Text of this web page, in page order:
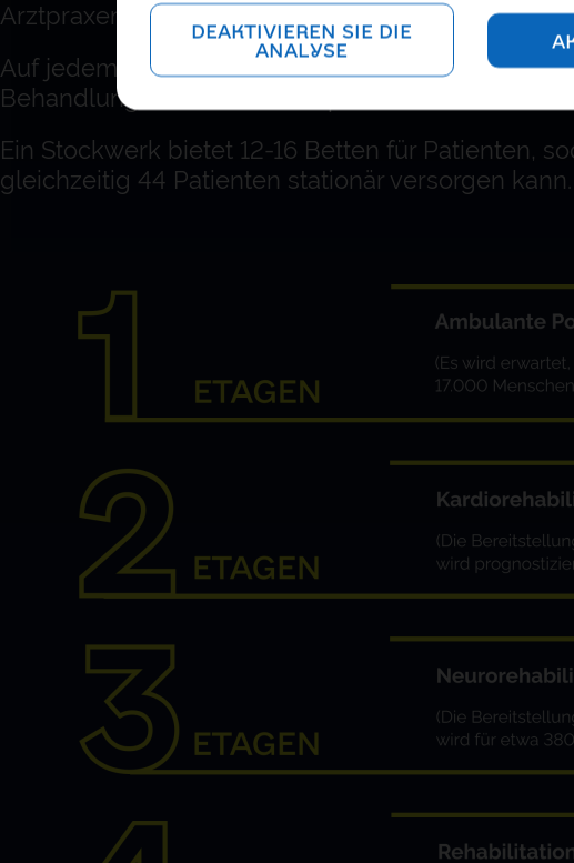
Arztpraxen und Diagnosezentren werden im
Auf jedem der drei oberen Stockwerke befinden
Behandlungsräume und Arztpraxen.
Ein Stockwerk bietet 12-16 Betten für Patienten,
gleichzeitig 44 Patienten stationär versorgen kann.
DEAKTIVIEREN SIE DIE
ANALYSE